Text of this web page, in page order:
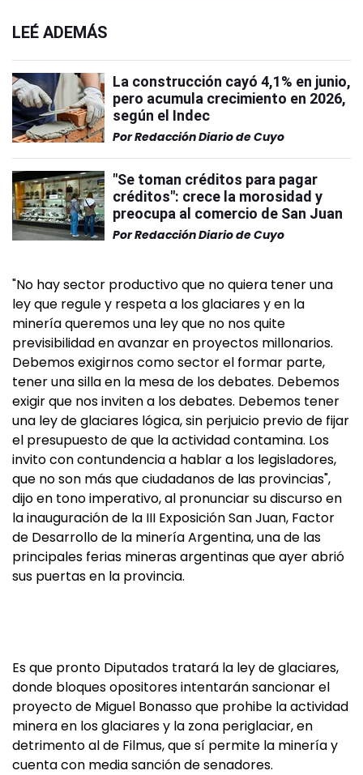
LEÉ ADEMÁS
La construcción cayó 4,1% en junio,
pero acumula crecimiento en 2026,
según el Indec
PorRedacción Diario de Cuyo
"Se toman créditos para pagar
créditos": crece la morosidad y
preocupa al comercio de San Juan
PorRedacción Diario de Cuyo
"No hay sector productivo que no quiera tener una
ley que regule y respeta a los glaciares y en la
minería queremos una ley que no nos quite
previsibilidad en avanzar en proyectos millonarios.
Debemos exigirnos como sector el formar parte,
tener una silla en la mesa de los debates. Debemos
exigir que nos inviten a los debates. Debemos tener
una ley de glaciares lógica, sin perjuicio previo de fijar
el presupuesto de que la actividad contamina. Los
invito con contundencia a hablar a los legisladores,
que no son más que ciudadanos de las provincias",
dijo en tono imperativo, al pronunciar su discurso en
la inauguración de la III Exposición San Juan, Factor
de Desarrollo de la minería Argentina, una de las
principales ferias mineras argentinas que ayer abrió
sus puertas en la provincia.
Es que pronto Diputados tratará la ley de glaciares,
donde bloques opositores intentarán sancionar el
proyecto de Miguel Bonasso que prohibe la actividad
minera en los glaciares y la zona periglaciar, en
detrimento al de Filmus, que sí permite la minería y
cuenta con media sanción de senadores.